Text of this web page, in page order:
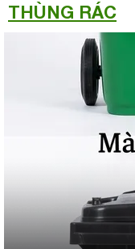
THÙNG RÁC